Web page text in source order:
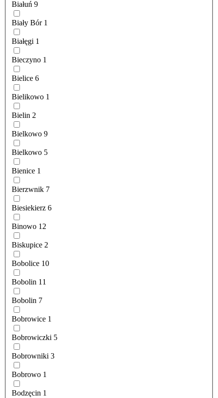
Białuń 9
Biały Bór 1
Białęgi 1
Bieczyno 1
Bielice 6
Bielikowo 1
Bielin 2
Bielkowo 9
Bielkowo 5
Bienice 1
Bierzwnik 7
Biesiekierz 6
Binowo 12
Biskupice 2
Bobolice 10
Bobolin 11
Bobolin 7
Bobrowice 1
Bobrowiczki 5
Bobrowniki 3
Bobrowo 1
Bodzęcin 1